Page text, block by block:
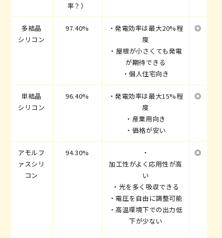
率？）
多結晶
シリコン
97.40%
・発電効率は最大20%程
度
・屋根が小さくても発電
が期待できる
・個人住宅向き
◎
単結晶
シリコン
96.40%
・発電効率は最大15%程
度
・産業用向き
・価格が安い
◎
アモルフ
ァスシリ
コン
94.30%
・
加工性がよく応用性が高
い
・光を多く吸収できる
・電圧を自由に調整可能
・高温環境下での出力低
下が少ない
◎